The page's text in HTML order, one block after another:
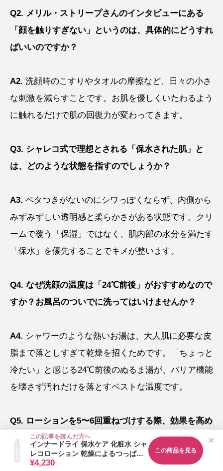
Q2. メリル・ストリープさんのインタビューにある
「顔を触りすぎない」というのは、具体的にどうすれ
ばいいのですか？
A2. 洗顔時のこすりやタオルの摩擦など、日々の小さ
な刺激を減らすことです。お肌を優しくいたわるよう
に触れるだけで肌の回復力が変わってきます。
Q3. シャレコ式で理想とされる「保水された肌」と
は、どのような状態を指すのでしょうか？
A3. ベタつきがないのにシワっぽくならず、内側から
みずみずしい透明感と柔らかさがある状態です。クリ
ームで覆う「保湿」ではなく、肌内部の水分を満たす
「保水」を優先することでキメが整います。
Q4. なぜ洗顔の温度は「24℃前後」がおすすめなので
すか？お風呂のついでに洗ってはいけませんか？
A4. シャワーのような熱いお湯は、大人肌に必要な皮
脂まで落としすぎて乾燥を招くためです。「ちょっと
冷たい」と感じる24℃前後のぬるま湯が、バリア機能
を壊さず汚れだけを落とすベストな温度です。
Q5. ローションを5〜6回重ねづけする際、効果を高め
るためのコツはありますか？
この記事を読んだ方へ
インナードライ 保水ケア 化粧水 シャ
レコローション 乾燥によるつっぱり
に 120mL
¥4,230
この商品を見る
×